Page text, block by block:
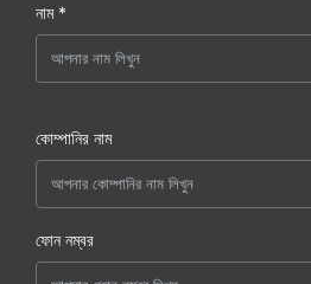
নাম *
কোম্পানির নাম
ফোন নম্বর